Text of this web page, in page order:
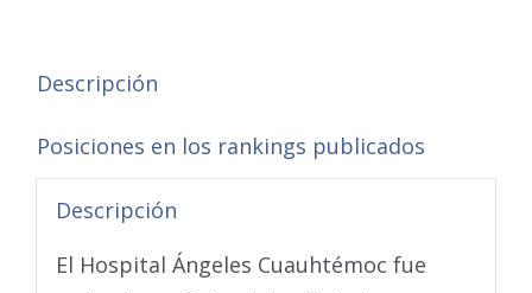
Descripción
Posiciones en los rankings publicados
Descripción
El Hospital Ángeles Cuauhtémoc fue